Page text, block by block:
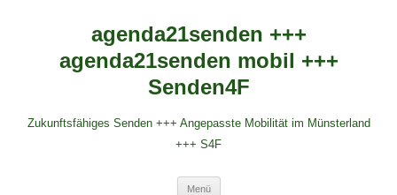
agenda21senden +++
agenda21senden mobil +++
Senden4F
Zukunftsfähiges Senden +++ Angepasste Mobilität im Münsterland
+++ S4F
Menü